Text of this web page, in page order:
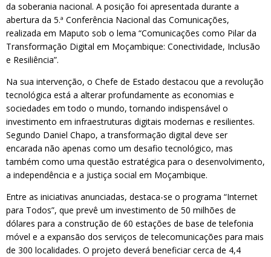
da soberania nacional. A posição foi apresentada durante a
abertura da 5.ª Conferência Nacional das Comunicações,
realizada em Maputo sob o lema “Comunicações como Pilar da
Transformação Digital em Moçambique: Conectividade, Inclusão
e Resiliência”.
Na sua intervenção, o Chefe de Estado destacou que a revolução
tecnológica está a alterar profundamente as economias e
sociedades em todo o mundo, tornando indispensável o
investimento em infraestruturas digitais modernas e resilientes.
Segundo Daniel Chapo, a transformação digital deve ser
encarada não apenas como um desafio tecnológico, mas
também como uma questão estratégica para o desenvolvimento,
a independência e a justiça social em Moçambique.
Entre as iniciativas anunciadas, destaca-se o programa “Internet
para Todos”, que prevê um investimento de 50 milhões de
dólares para a construção de 60 estações de base de telefonia
móvel e a expansão dos serviços de telecomunicações para mais
de 300 localidades. O projeto deverá beneficiar cerca de 4,4